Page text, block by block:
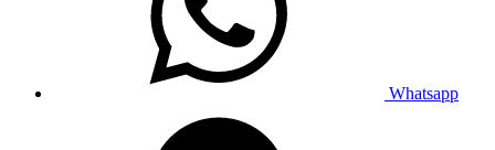
Whatsapp